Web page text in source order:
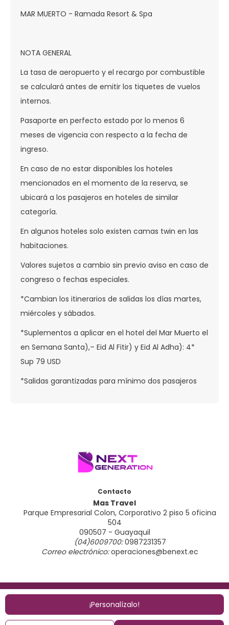
¡Personalízalo!
MAR MUERTO - Ramada Resort & Spa
NOTA GENERAL
La tasa de aeropuerto y el recargo por combustible
se calculará antes de emitir los tiquetes de vuelos
internos.
Pasaporte en perfecto estado por lo menos 6
meses de vigencia con respecto a la fecha de
ingreso.
En caso de no estar disponibles los hoteles
mencionados en el momento de la reserva, se
ubicará a los pasajeros en hoteles de similar
categoría.
En algunos hoteles solo existen camas twin en las
habitaciones.
Valores sujetos a cambio sin previo aviso en caso de
congreso o fechas especiales.
*Cambian los itinerarios de salidas los días martes,
miércoles y sábados.
*Suplementos a aplicar en el hotel del Mar Muerto el
en Semana Santa),– Eid Al Fitir) y Eid Al Adha): 4*
Sup 79 USD
*Salidas garantizadas para mínimo dos pasajeros
Contacto
Mas Travel
Parque Empresarial Colon, Corporativo 2 piso 5 oficina
504
090507 - Guayaquil
(04)6009700:0987231357
Correo electrónico:operaciones@benext.ec
© Copyright 2026 | Política de privacidad | FAQ de
pagos